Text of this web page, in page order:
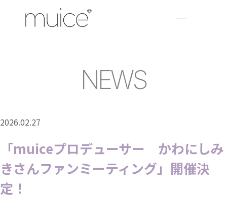
NEWS
「muiceプロデューサー かわにしみ
きさんファンミーティング」開催決
定！
2026.02.27